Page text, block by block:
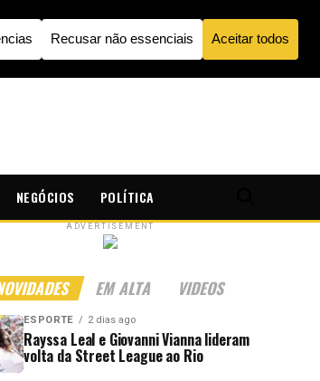
NEGÓCIOS POLÍTICA
ADVERTISEMENT
EM ALTA VIDEOS
ESPORTE 2 dias ago
Rayssa Leal e Giovanni Vianna lideram
volta da Street League ao Rio